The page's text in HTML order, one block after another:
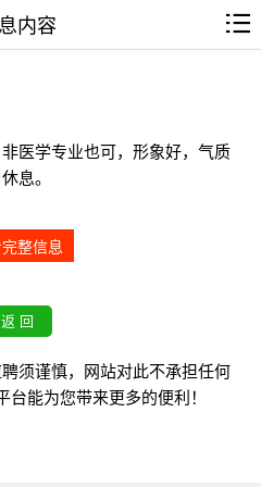
内容
医学专业也可，形象好，气质
息。
整信息
须谨慎，网站对此不承担任何
能为您带来更多的便利！